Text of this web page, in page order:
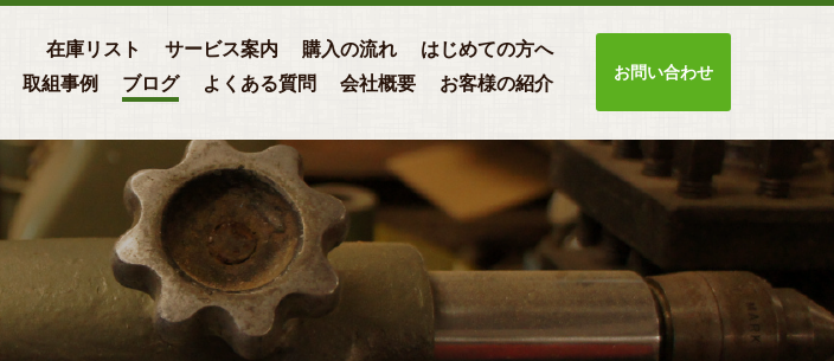
在庫リスト サービス案内 購入の流れ
はじめての方へ
取組事例 ブログ よくある質問 会社概要 お客様の紹介
お問い合わせ